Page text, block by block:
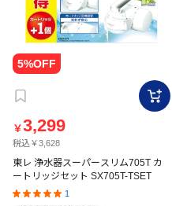
￥3,299
税込￥3,628
東レ 浄水器スーパースリム705T カ
ートリッジセット SX705T-TSET
1